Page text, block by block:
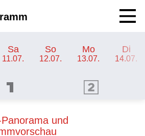
Sa
11.07.
So
12.07.
Mo
13.07.
Di
14.07.
ORF 2 Programm
und